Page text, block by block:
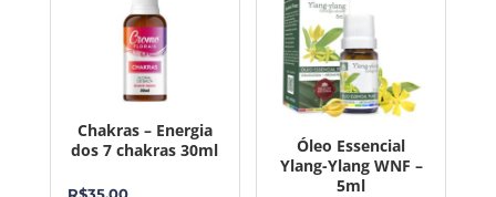
Chakras – Energia
dos 7 chakras 30ml
Óleo Essencial
Ylang-Ylang WNF –
5ml